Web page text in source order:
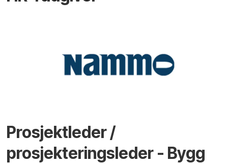
Prosjektleder /
prosjekteringsleder - Bygg